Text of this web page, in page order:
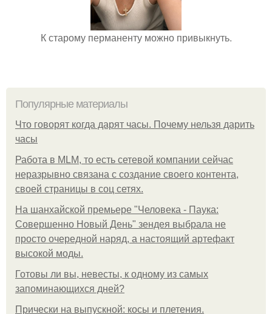
К старому перманенту можно привыкнуть.
Популярные материалы
Что говорят когда дарят часы. Почему нельзя дарить
часы
Работа в MLM, то есть сетевой компании сейчас
неразрывно связана с создание своего контента,
своей страницы в соц сетях.
На шанхайской премьере "Человека - Паука:
Совершенно Новый День" зендея выбрала не
просто очередной наряд, а настоящий артефакт
высокой моды.
Готовы ли вы, невесты, к одному из самых
запоминающихся дней?
Прически на выпускной: косы и плетения.